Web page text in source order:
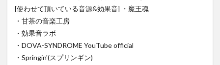
[使わせて頂いている音源&効果音] ・魔王魂
・甘茶の音楽工房
・効果音ラボ
・DOVA-SYNDROME YouTube official
・Springin'(スプリンギン)